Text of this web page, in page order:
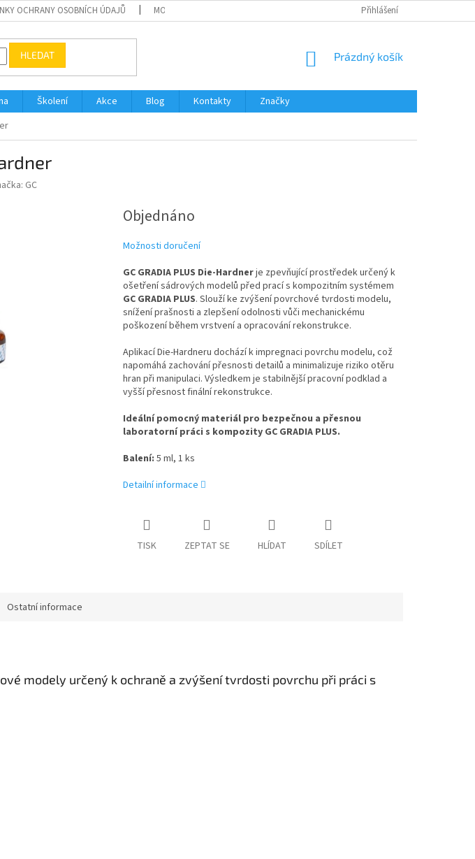
OCHRANY OSOBNÍCH ÚDAJŮ MOŽNOSTI PLATBY Přihlášení
HLEDAT
NÁKUPNÍ
Prázdný košík
Školení Akce Blog Kontakty
Značky
GC
Objednáno
Možnosti doručení
GC GRADIA PLUS Die-Hardnerje zpevňující prostředek určený k
ošetření sádrových modelů před prací s kompozitním systémem
GC GRADIA PLUS. Slouží ke zvýšení povrchové tvrdosti modelu,
snížení prašnosti a zlepšení odolnosti vůči mechanickému
poškození během vrstvení a opracování rekonstrukce.
Aplikací Die-Hardneru dochází k impregnaci povrchu modelu, což
napomáhá zachování přesnosti detailů a minimalizuje riziko otěru
hran při manipulaci. Výsledkem je stabilnější pracovní podklad a
vyšší přesnost finální rekonstrukce.
Ideální pomocný materiál pro bezpečnou a přesnou
laboratorní práci s kompozity GC GRADIA PLUS.
Balení: 5 ml, 1 ks
Detailní informace
TISK ZEPTAT SE HLÍDAT SDÍLET
Ostatní informace
modely určený k ochraně a zvýšení tvrdosti povrchu při práci s